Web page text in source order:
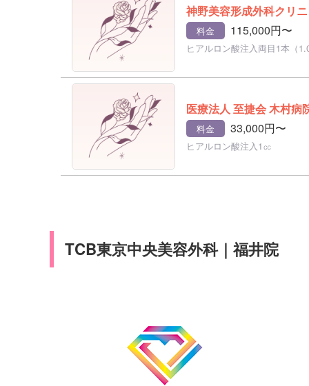
神野美容形成外科クリ
料金 115,000円〜
ヒアルロン酸注入両目1本（
医療法人 至捷会 木村病
料金 33,000円〜
ヒアルロン酸注入1㏄
TCB東京中央美容外科｜福井院